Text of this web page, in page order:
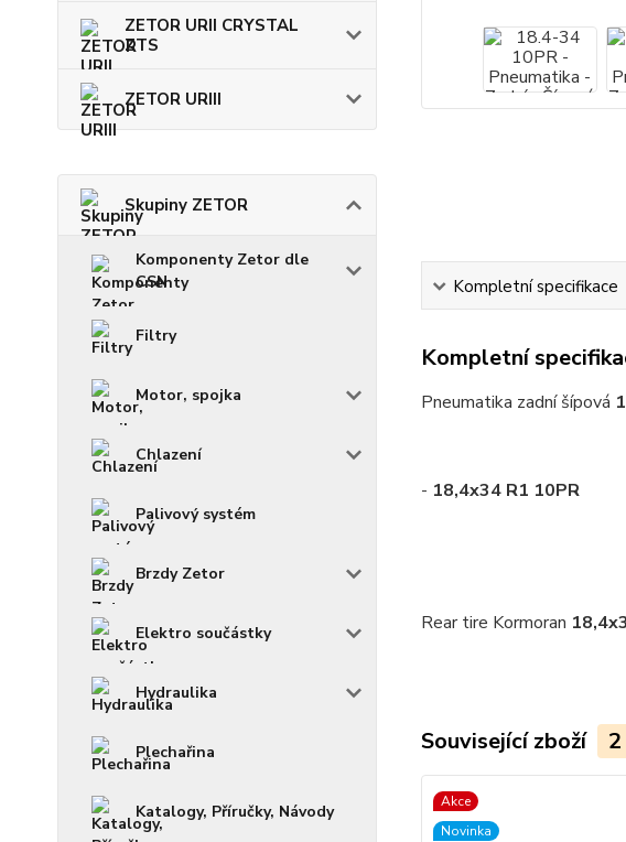
ZETOR URII CRYSTAL
ZTS
ZETOR URIII
Skupiny ZETOR
Komponenty Zetor dle
CSN
Filtry
Motor, spojka
Chlazení
Palivový systém
Brzdy Zetor
Elektro součástky
Hydraulika
Plechařina
Katalogy, Příručky, Návody
Kompletní specifikace
Kompletní
Pneumatika zadní šípová
- 18,4x34 R1 10PR
Rear tire Kormoran
Související zboží 2
Akce
Novinka